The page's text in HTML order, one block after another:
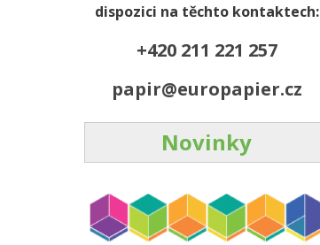
dispozici na těchto kontaktech:
+420 211 221 257
papir@europapier.cz
Novinky